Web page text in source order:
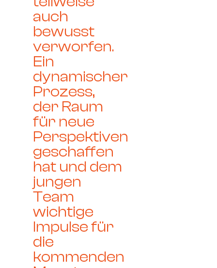
auch
bewusst
verworfen.
Ein
dynamischer
Prozess,
der Raum
für neue
Perspektiven
geschaffen
hat und dem
jungen
Team
wichtige
Impulse für
die
kommenden